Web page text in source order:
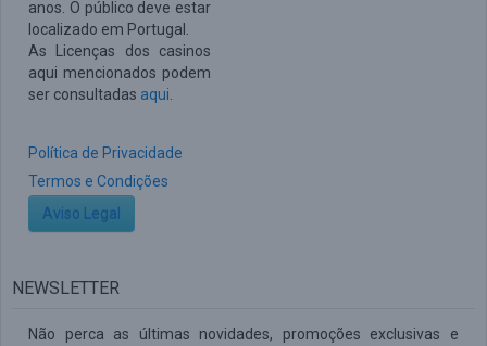
anos. O público deve estar
localizado em Portugal.
As Licenças dos casinos
aqui mencionados podem
ser consultadas aqui
Política de Privacidade
Termos e Condições
Aviso Legal
NEWSLETTER
Não perca as últimas novidades, promoções exclusivas e